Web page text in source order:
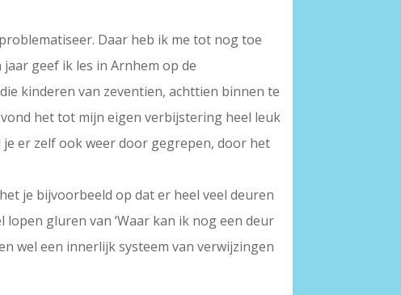
Daar heb ik me tot nog toe
geef ik les in Arnhem op de
kinderen van zeventien, achttien binnen te
het tot mijn eigen verbijstering heel leuk
er zelf ook weer door gegrepen, door het
je bijvoorbeeld op dat er heel veel deuren
gluren van ‘Waar kan ik nog een deur
wel een innerlijk systeem van verwijzingen